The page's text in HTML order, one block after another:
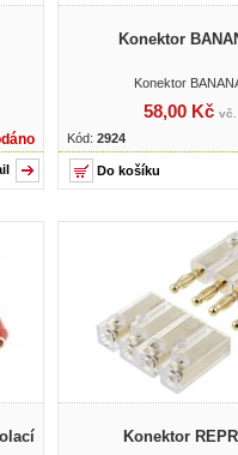
Konektor
Konektor
58,00 Kč vč.
Kód: 2924
Konektor